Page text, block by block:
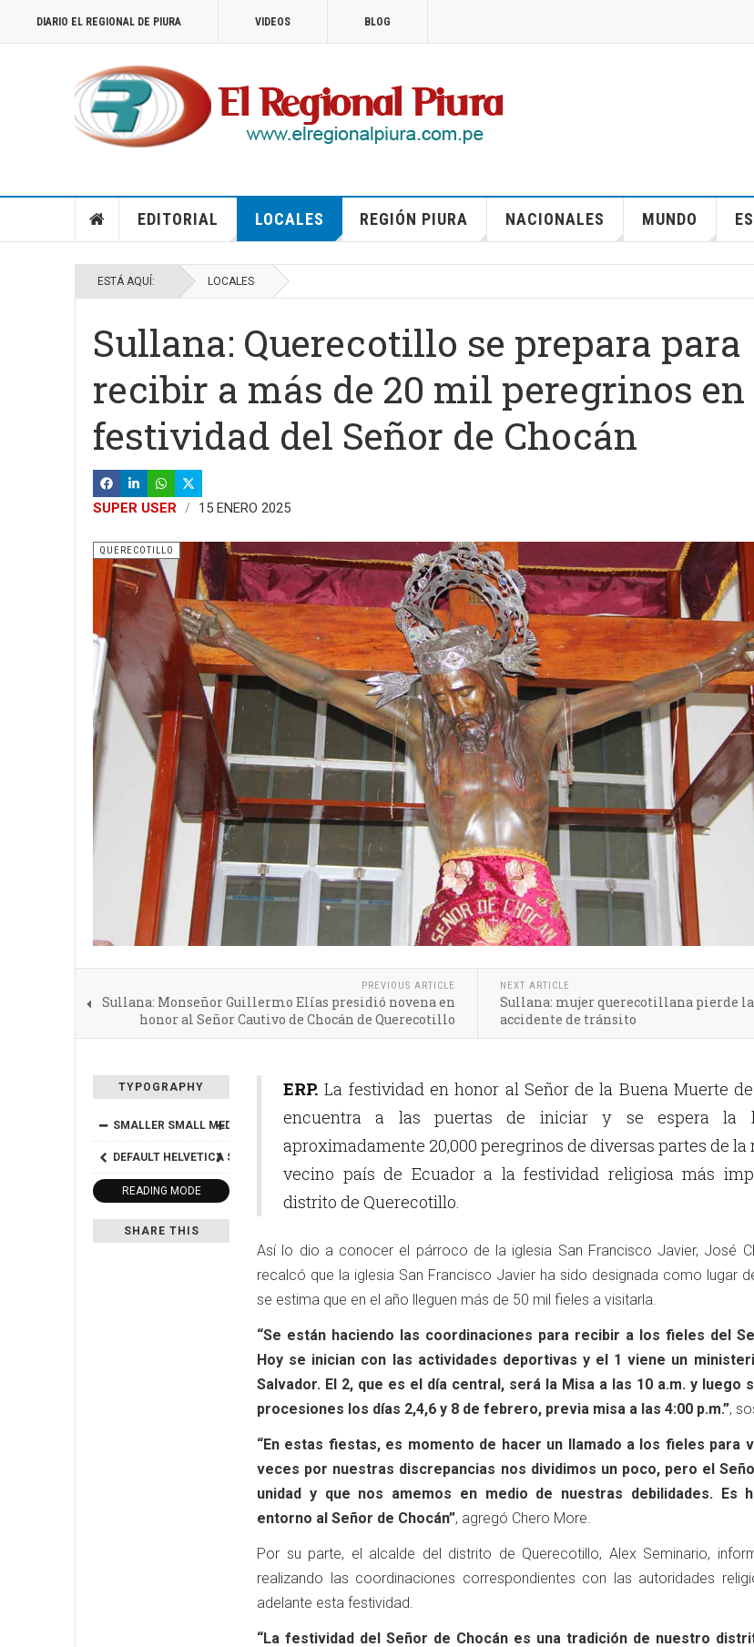
DIARIO EL REGIONAL DE PIURA VIDEOS BLOG
EDITORIAL LOCALES REGIÓN PIURA NACIONALES MUNDO
ESTÁ AQUÍ: LOCALES
Sullana: Querecotillo se prepara para
recibir a más de 20 mil peregrinos en
festividad del Señor de Chocán
SUPER USER 15 ENERO 2025
QUERECOTILLO
PREVIOUS ARTICLE
Sullana: Monseñor Guillermo Elías presidió novena en
honor al Señor Cautivo de Chocán de Querecotillo
NEXT ARTICLE
Sullana: mujer querecotillana pierde
accidente de tránsito
TYPOGRAPHY
SMALLER SMALL MEDIUM BIGGER
DEFAULT HELVETICA SEGOE GEORGIA
READING MODE
SHARE THIS
ERP. La festividad en honor al Señor de la Buena Muerte
encuentra a las puertas de iniciar y se espera la
aproximadamente 20,000 peregrinos de diversas partes de la
vecino país de Ecuador a la festividad religiosa más
distrito de Querecotillo.
Así lo dio a conocer el párroco de la iglesia San Francisco Javier, José
recalcó que la iglesia San Francisco Javier ha sido designada como lugar
se estima que en el año lleguen más de 50 mil fieles a visitarla.
“Se están haciendo las coordinaciones para recibir a los fieles del
Hoy se inician con las actividades deportivas y el 1 viene un
Salvador. El 2, que es el día central, será la Misa a las 10 a.m. y luego
procesiones los días 2,4,6 y 8 de febrero, previa misa a las 4:00 p.m.”,
“En estas fiestas, es momento de hacer un llamado a los fieles para
veces por nuestras discrepancias nos dividimos un poco, pero el
unidad y que nos amemos en medio de nuestras debilidades. Es
entorno al Señor de Chocán”, agregó Chero More.
Por su parte, el alcalde del distrito de Querecotillo, Alex Seminario,
realizando las coordinaciones correspondientes con las autoridades
adelante esta festividad.
“La festividad del Señor de Chocán es una tradición de nuestro